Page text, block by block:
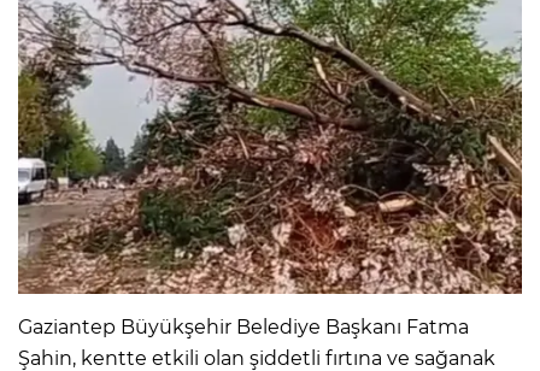
Gaziantep Büyükşehir Belediye Başkanı Fatma
Şahin, kentte etkili olan şiddetli fırtına ve sağanak